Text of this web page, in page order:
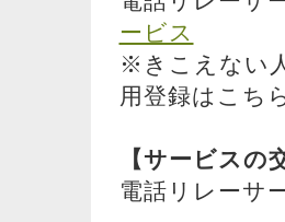
ービス
※きこえない
用登録はこち
【サービスの
電話リレーサ